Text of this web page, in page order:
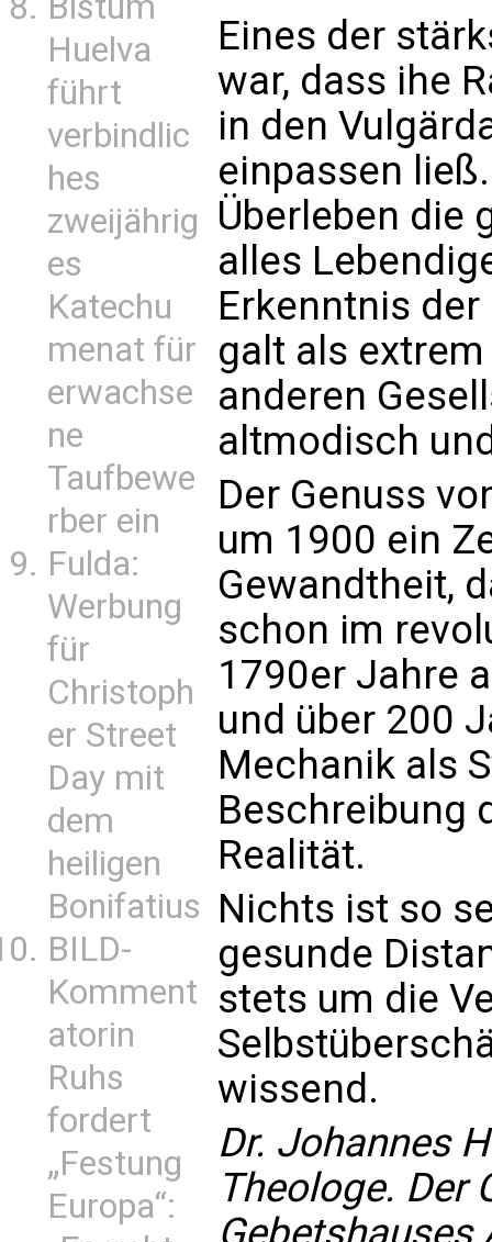
Huelva
führt
verbindlic
hes
zweijährig
es
Katechu
menat für
erwachse
ne
Taufbewe
rber ein
Fulda:
Werbung
für
Christoph
er Street
Day mit
dem
heiligen
Bonifatius
BILD-
Komment
atorin
Ruhs
fordert
„Festung
Europa“:
Eines der
war, dass ihe
in den
einpassen
Überleben die
alles
Erkenntnis
galt als
anderen
altmodisch
Der Genuss
um 1900 ein
Gewandtheit,
schon im
1790er Jahre
und über 200
Mechanik als
Beschreibung
Realität.
Nichts ist so
gesunde
stets um die
wissend.
Dr. Johannes
Theologe. Der